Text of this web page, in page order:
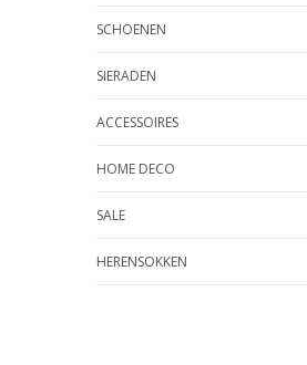
SCHOENEN
SIERADEN
ACCESSOIRES
HOME DECO
SALE
HERENSOKKEN